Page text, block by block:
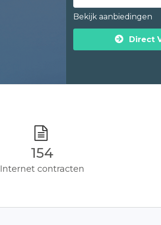
Bekijk aanbiedingen
Direct
155
Internet contracten